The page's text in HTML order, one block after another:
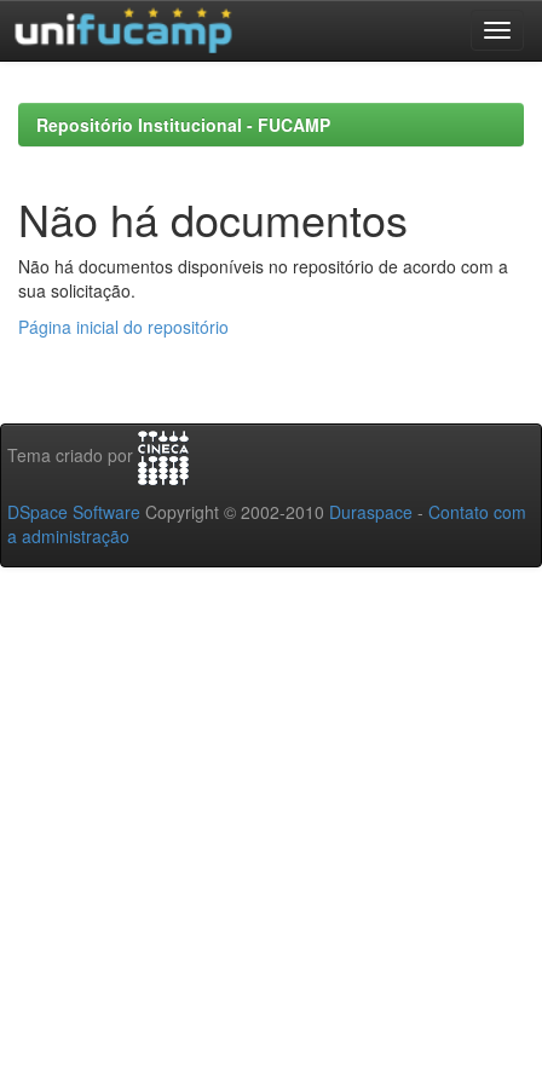
navigationRepositório Institucional - FUCAMP
Não há documentos
Não há documentos disponíveis no repositório de acordo com a
sua solicitação.
Página inicial do repositório
Tema criado por
DSpace Software Copyright © 2002-2010 Duraspace - Contato com
a administração